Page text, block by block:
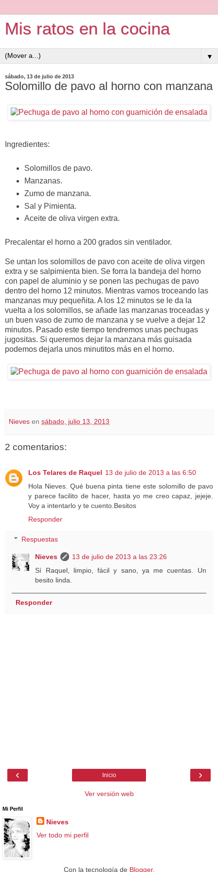
Mis ratos en la cocina
▼
sábado, 13 de julio de 2013
Solomillo de pavo al horno con manzana
Ingredientes:
Solomillos de pavo.
Manzanas.
Zumo de manzana.
Sal y Pimienta.
Aceite de oliva virgen extra.
Precalentar el horno a 200 grados sin ventilador.
Se untan los solomillos de pavo con aceite de oliva virgen
extra y se salpimienta bien. Se forra la bandeja del horno
con papel de aluminio y se ponen las pechugas de pavo
dentro del horno 12 minutos. Mientras vamos troceando las
manzanas muy pequeñita. A los 12 minutos se le da la
vuelta a los solomillos, se añade las manzanas troceadas y
un buen vaso de zumo de manzana y se vuelve a dejar 12
minutos. Pasado este tiempo tendremos unas pechugas
jugositas. Si queremos dejar la manzana más guisada
podemos dejarla unos minutitos más en el horno.
Nieves en sábado, julio 13, 2013
2 comentarios:
Los Telares de Raquel 13 de julio de 2013 a las 6:50
Hola Nieves. Qué buena pinta tiene este solomillo de pavo
y parece facilito de hacer, hasta yo me creo capaz, jejeje.
Voy a intentarlo y te cuento.Besitos
Responder
Respuestas
Nieves
13 de julio de 2013 a las 23:26
Sí Raquel, limpio, fácil y sano, ya me cuentas. Un
besito linda.
Responder
‹ ›
Inicio
Ver versión web
Mi Perfil
Nieves
Ver todo mi perfil
Con la tecnología de Blogger.